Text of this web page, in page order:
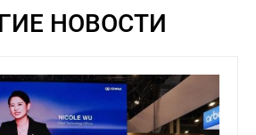
НОВОСТИ